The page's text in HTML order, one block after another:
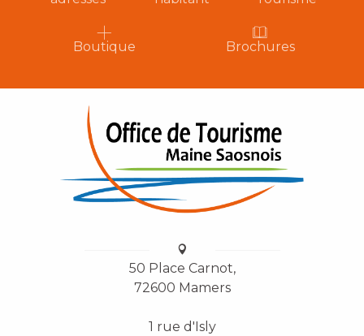
Boutique Brochures
50 Place Carnot,
72600 Mamers
1 rue d'Isly